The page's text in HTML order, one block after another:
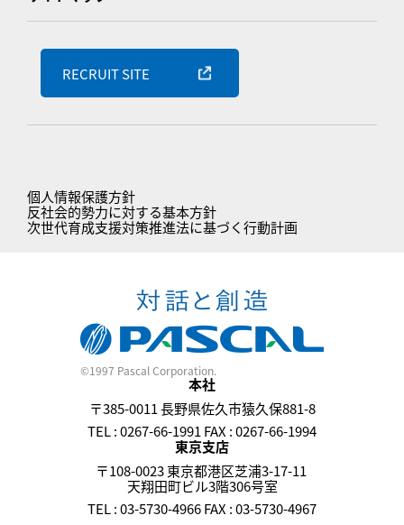
RECRUIT SITE
個人情報保護方針
反社会的勢力に対する基本方針
次世代育成支援対策推進法に基づく行動計画
©1997 Pascal Corporation.
本社
〒385-0011 長野県佐久市猿久保881-8
TEL : 0267-66-1991 FAX : 0267-66-1994
東京支店
〒108-0023 東京都港区芝浦3-17-11
天翔田町ビル3階306号室
TEL : 03-5730-4966 FAX : 03-5730-4967